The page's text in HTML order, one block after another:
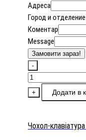
Адреса
Город и
Коментар
Message
Замовити зараз!
-
Чохол-
клавіатура
з
для
+ Додати в
Чохол-